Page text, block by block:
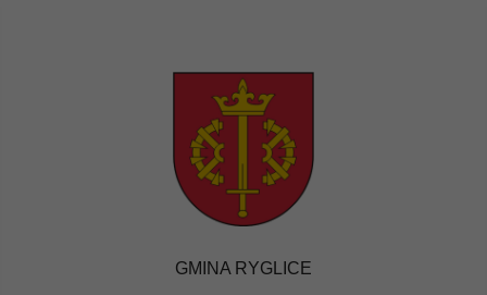
GMINA RYGLICE